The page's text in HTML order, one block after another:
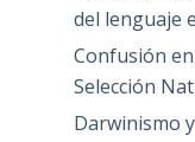
del lenguaje
Confusión en
Selección
Darwinismo